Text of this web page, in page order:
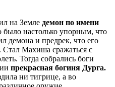
на Земле демон по имени
было настолько упорным, что
демона и предрек, что его
Махиша сражаться с
Тогда собрались боги
прекрасная богиня Дурга.
ни тигрице, а во